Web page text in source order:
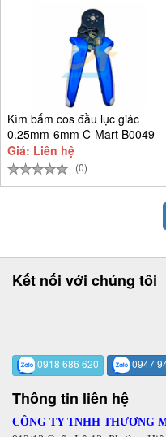
Kìm bấm cos đầu lục giác
0.25mm-6mm C-Mart B0049-
0604
Giá: Liên hệ
(0)
Kết nối với chúng tôi
0918 686 620 0947
Thông tin liên hệ
CÔNG TY TNHH THƯƠNG